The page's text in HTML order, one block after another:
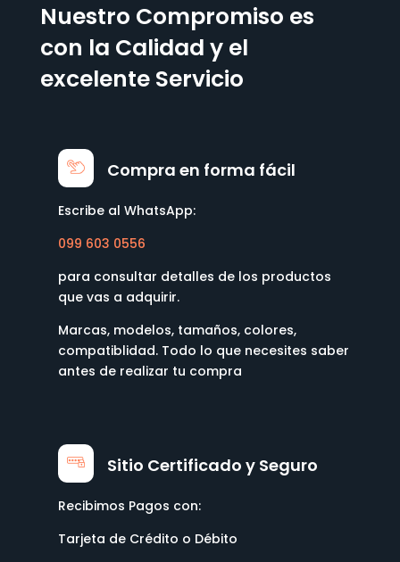
Nuestro Compromiso es
con la Calidad y el
excelente Servicio
Compra en forma fácil
Escribe al WhatsApp:
099 603 0556
para consultar detalles de los productos
que vas a adquirir.
Marcas, modelos, tamaños, colores,
compatiblidad. Todo lo que necesites saber
antes de realizar tu compra
Sitio Certificado y Seguro
Recibimos Pagos con:
Tarjeta de Crédito o Débito